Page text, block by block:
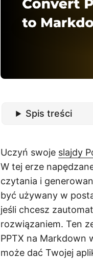
Spis treści
Uczyń swoje slajdy
W tej erze
czytania i
być używany w
jeśli chcesz
rozwiązaniem. Ten
PPTX na Markdown
może dać Twojej